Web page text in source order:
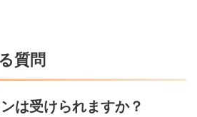
質問
は受けられますか？